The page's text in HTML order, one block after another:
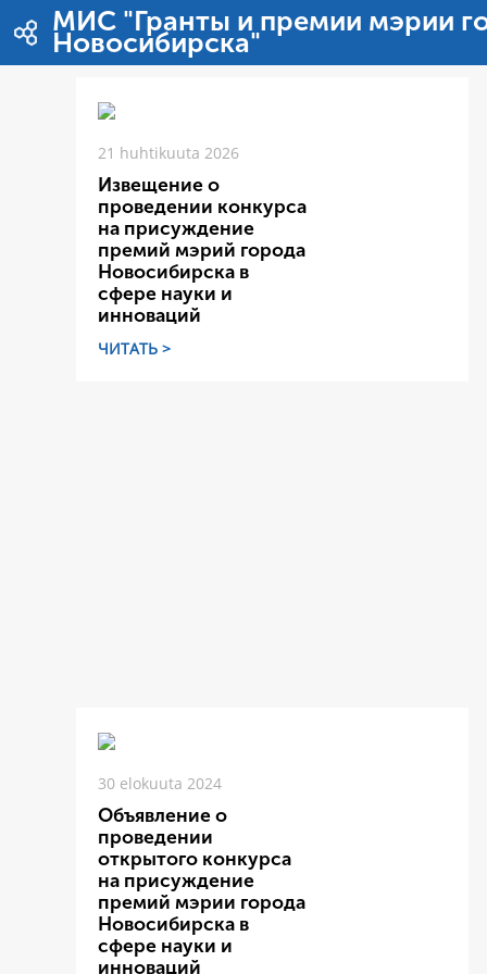
Hyppää sisältöön
МИС "Гранты и премии мэрии
Новосибирска"
21 huhtikuuta 2026
Извещение о
проведении конкурса
на присуждение
премий мэрий города
Новосибирска в
сфере науки и
инноваций
ЧИТАТЬ >
30 elokuuta 2024
Объявление о
проведении
открытого конкурса
на присуждение
премий мэрии города
Новосибирска в
сфере науки и
инноваций